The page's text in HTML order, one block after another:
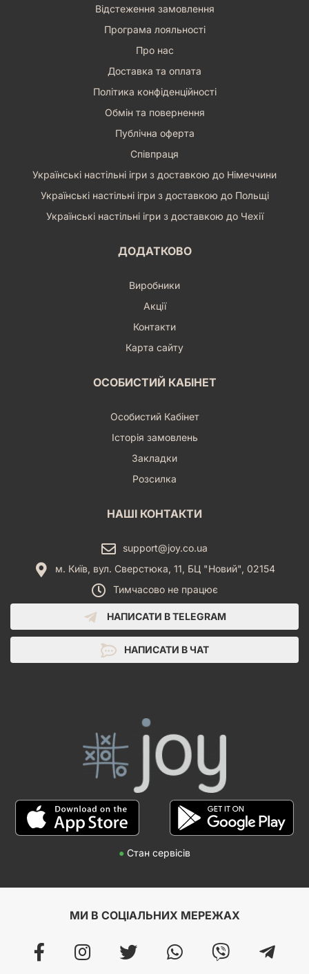
Відстеження замовлення
Програма лояльності
Про нас
Доставка та оплата
Політика конфіденційності
Обмін та повернення
Публічна оферта
Співпраця
Українські настільні ігри з доставкою до Німеччини
Українські настільні ігри з доставкою до Польщі
Українські настільні ігри з доставкою до Чехії
ДОДАТКОВО
Виробники
Акції
Контакти
Карта сайту
ОСОБИСТИЙ КАБІНЕТ
Особистий Кабінет
Історія замовлень
Закладки
Розсилка
НАШІ КОНТАКТИ
support@joy.co.ua
м. Київ, вул. Сверстюка, 11, БЦ "Новий", 02154
Тимчасово не працює
НАПИСАТИ В TELEGRAM
НАПИСАТИ В ЧАТ
● Стан сервісів
МИ В СОЦІАЛЬНИХ МЕРЕЖАХ